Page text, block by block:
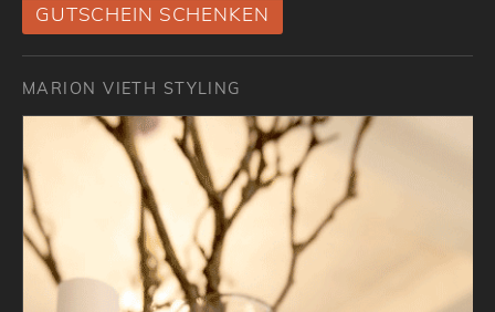
GUTSCHEIN SCHENKEN
MARION VIETH STYLING